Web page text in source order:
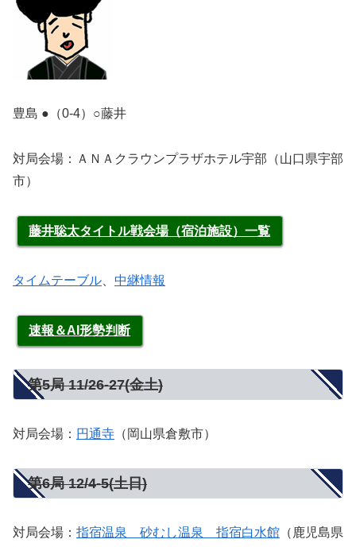
豊島 ●（0-4）○藤井
対局会場：ＡＮＡクラウンプラザホテル宇部（山口県宇部
市）
藤井聡太タイトル戦会場（宿泊施設）一覧
タイムテーブル 中継情報
速報＆AI形勢判断
第5局 11/26‐27(金土)
対局会場： 円通寺 （岡山県倉敷市）
第6局 12/4‐5(土日)
対局会場： 指宿温泉 砂むし温泉 指宿白水館 （鹿児島県